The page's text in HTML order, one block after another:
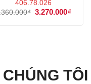
406.78.026
₫ Giá
3.270.000₫
TÔI